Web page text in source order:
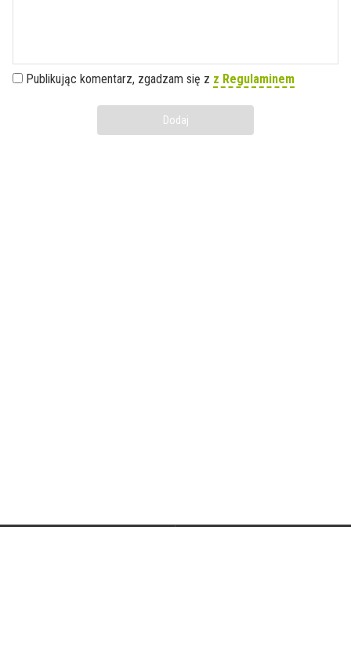
Publikując komentarz, zgadzam się z z Regulaminem
Dodaj